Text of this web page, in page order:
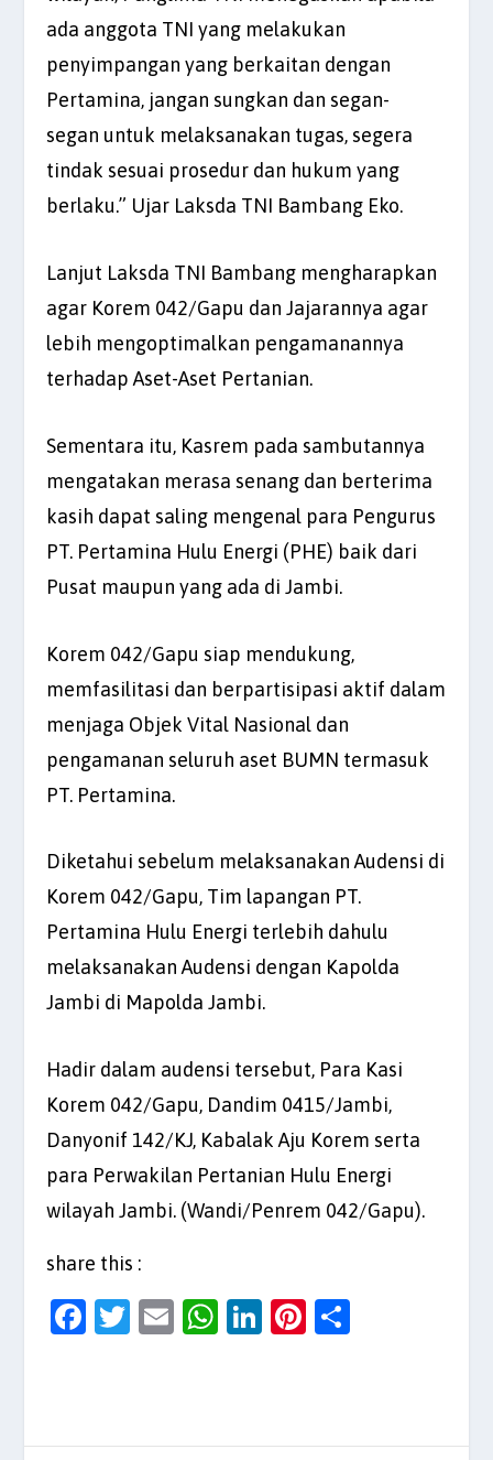
ada anggota TNI yang melakukan
penyimpangan yang berkaitan dengan
Pertamina, jangan sungkan dan segan-
segan untuk melaksanakan tugas, segera
tindak sesuai prosedur dan hukum yang
berlaku.” Ujar Laksda TNI Bambang Eko.
Lanjut Laksda TNI Bambang mengharapkan
agar Korem 042/Gapu dan Jajarannya agar
lebih mengoptimalkan pengamanannya
terhadap Aset-Aset Pertanian.
Sementara itu, Kasrem pada sambutannya
mengatakan merasa senang dan berterima
kasih dapat saling mengenal para Pengurus
PT. Pertamina Hulu Energi (PHE) baik dari
Pusat maupun yang ada di Jambi.
Korem 042/Gapu siap mendukung,
memfasilitasi dan berpartisipasi aktif dalam
menjaga Objek Vital Nasional dan
pengamanan seluruh aset BUMN termasuk
PT. Pertamina.
Diketahui sebelum melaksanakan Audensi di
Korem 042/Gapu, Tim lapangan PT.
Pertamina Hulu Energi terlebih dahulu
melaksanakan Audensi dengan Kapolda
Jambi di Mapolda Jambi.
Hadir dalam audensi tersebut, Para Kasi
Korem 042/Gapu, Dandim 0415/Jambi,
Danyonif 142/KJ, Kabalak Aju Korem serta
para Perwakilan Pertanian Hulu Energi
wilayah Jambi. (Wandi/Penrem 042/Gapu).
share this :
F
T
E
W Li
Pi